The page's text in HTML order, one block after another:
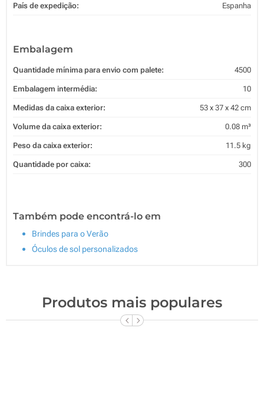
País de expedição: Espanha
Embalagem
Quantidade mínima para envio com palete: 4500
Embalagem intermédia: 10
Medidas da caixa exterior: 53 x 37 x 42 cm
Volume da caixa exterior: 0.08 m³
Peso da caixa exterior: 11.5 kg
Quantidade por caixa: 300
Também pode encontrá-lo em
Brindes para o Verão
Óculos de sol personalizados
Produtos mais populares